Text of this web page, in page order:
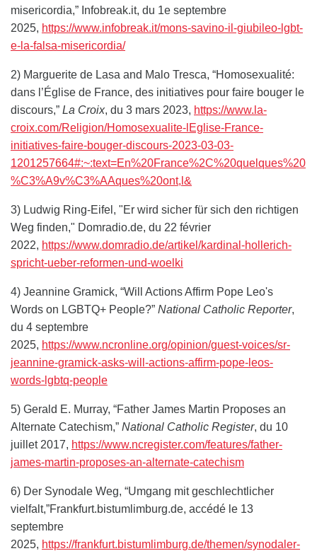
misericordia,” Infobreak.it, du 1e septembre
2025, https://www.infobreak.it/mons-savino-il-giubileo-lgbt-
e-la-falsa-misericordia/
2) Marguerite de Lasa and Malo Tresca, “Homosexualité:
dans l’Église de France, des initiatives pour faire bouger le
discours,” La Croix, du 3 mars 2023, https://www.la-
croix.com/Religion/Homosexualite-lEglise-France-
initiatives-faire-bouger-discours-2023-03-03-
1201257664#:~:text=En%20France%2C%20quelques%20
%C3%A9v%C3%AAques%20ont,l&
3) Ludwig Ring-Eifel, "Er wird sicher für sich den richtigen
Weg finden," Domradio.de, du 22 février
2022, https://www.domradio.de/artikel/kardinal-hollerich-
spricht-ueber-reformen-und-woelki
4) Jeannine Gramick, “Will Actions Affirm Pope Leo's
Words on LGBTQ+ People?” National Catholic Reporter,
du 4 septembre
2025, https://www.ncronline.org/opinion/guest-voices/sr-
jeannine-gramick-asks-will-actions-affirm-pope-leos-
words-lgbtq-people
5) Gerald E. Murray, “Father James Martin Proposes an
Alternate Catechism,” National Catholic Register, du 10
juillet 2017, https://www.ncregister.com/features/father-
james-martin-proposes-an-alternate-catechism
6) Der Synodale Weg, “Umgang mit geschlechtlicher
vielfalt,”Frankfurt.bistumlimburg.de, accédé le 13
septembre
2025, https://frankfurt.bistumlimburg.de/themen/synodaler-